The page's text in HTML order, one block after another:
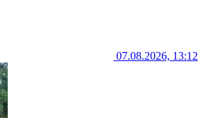
07.08.2026, 13:12